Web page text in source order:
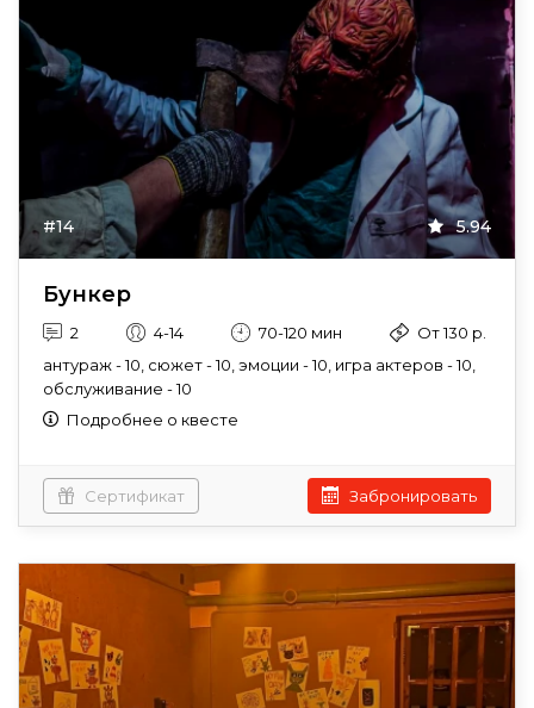
#14 5.94
Бункер
2 4-14 70-120 мин
От 130 р.
антураж - 10, сюжет - 10, эмоции - 10, игра актеров - 10,
обслуживание - 10
Подробнее о квесте
Сертификат Забронировать